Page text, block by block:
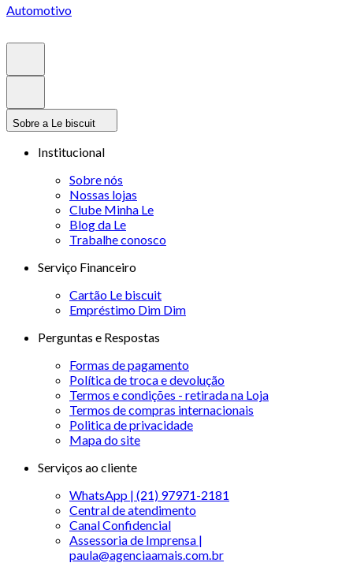
Automotivo
Sobre a Le biscuit
Institucional
Sobre nós
Nossas lojas
Clube Minha Le
Blog da Le
Trabalhe conosco
Serviço Financeiro
Cartão Le biscuit
Empréstimo Dim Dim
Perguntas e Respostas
Formas de pagamento
Política de troca e devolução
Termos e condições - retirada na Loja
Termos de compras internacionais
Politica de privacidade
Mapa do site
Serviços ao cliente
WhatsApp | (21) 97971-2181
Central de atendimento
Canal Confidencial
Assessoria de Imprensa |
paula@agenciaamais.com.br